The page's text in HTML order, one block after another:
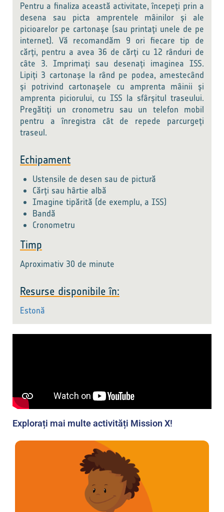
Pentru a finaliza această activitate, începeți prin a
desena sau picta amprentele mâinilor și ale
picioarelor pe cartonașe (sau printați unele de pe
internet). Vă recomandăm 9 ori fiecare tip de
cărți, pentru a avea 36 de cărți cu 12 rânduri de
câte 3. Imprimați sau desenați imaginea ISS.
Lipiți 3 cartonașe la rând pe podea, amestecând
și potrivind cartonașele cu amprenta mâinii și
amprenta piciorului, cu ISS la sfârșitul traseului.
Pregătiți un cronometru sau un telefon mobil
pentru a înregistra cât de repede parcurgeți
traseul.
Echipament
Ustensile de desen sau de pictură
Cărți sau hârtie albă
Imagine tipărită (de exemplu, a ISS)
Bandă
Cronometru
Timp
Aproximativ 30 de minute
Resurse disponibile în:
Estonă
Explorați mai multe activități Mission X!